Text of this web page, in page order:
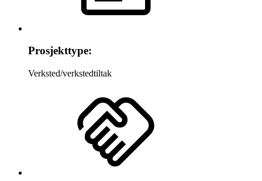
Prosjekttype:
Verksted/verkstedtiltak